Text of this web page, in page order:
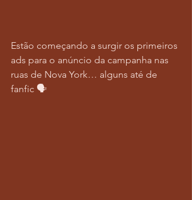
Estão começando a surgir os primeiros
ads para o anúncio da campanha nas
ruas de Nova York… alguns até de
fanfic 🗣️